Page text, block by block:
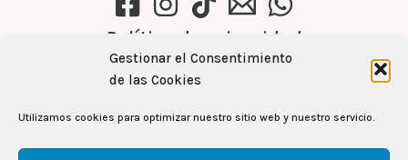
Gestionar el Consentimiento
de las Cookies
Utilizamos cookies para optimizar nuestro sitio web y nuestro servicio.
Política de privacidad
Política de cookies (UE)
Aviso Legal
Ver recetas →